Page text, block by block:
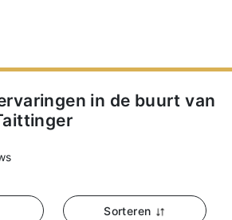
in de buurt van
Sorteren